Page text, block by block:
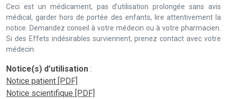
Ceci est un médicament, pas d’utilisation prolongée sans avis
médical, garder hors de portée des enfants, lire attentivement la
notice. Demandez conseil à votre médecin ou à votre pharmacien.
Si des Effets indésirables surviennent, prenez contact avec votre
médecin.
Notice(s) d’utilisation :
Notice patient [PDF]
Notice scientifique [PDF]